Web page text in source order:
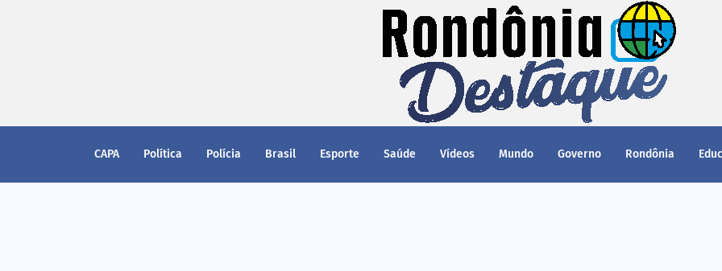
CAPA Política Polícia Brasil Esporte Saúde Vídeos Mundo Governo Rondônia